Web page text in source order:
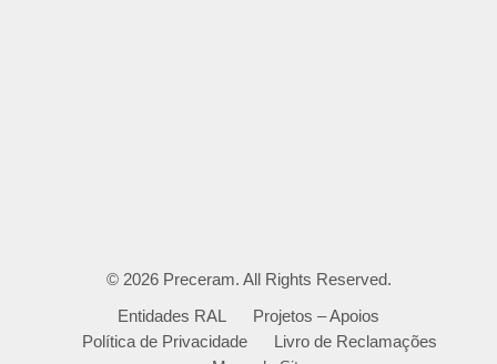
© 2026 Preceram. All Rights Reserved.
Entidades RAL
Projetos – Apoios
Política de Privacidade
Livro de Reclamações